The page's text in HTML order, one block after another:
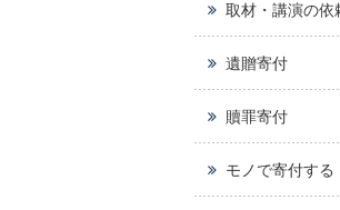
取材・講演の依
遺贈寄付
贖罪寄付
モノで寄付する